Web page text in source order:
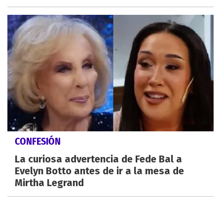
CONFESIÓN
La curiosa advertencia de Fede Bal a
Evelyn Botto antes de ir a la mesa de
Mirtha Legrand